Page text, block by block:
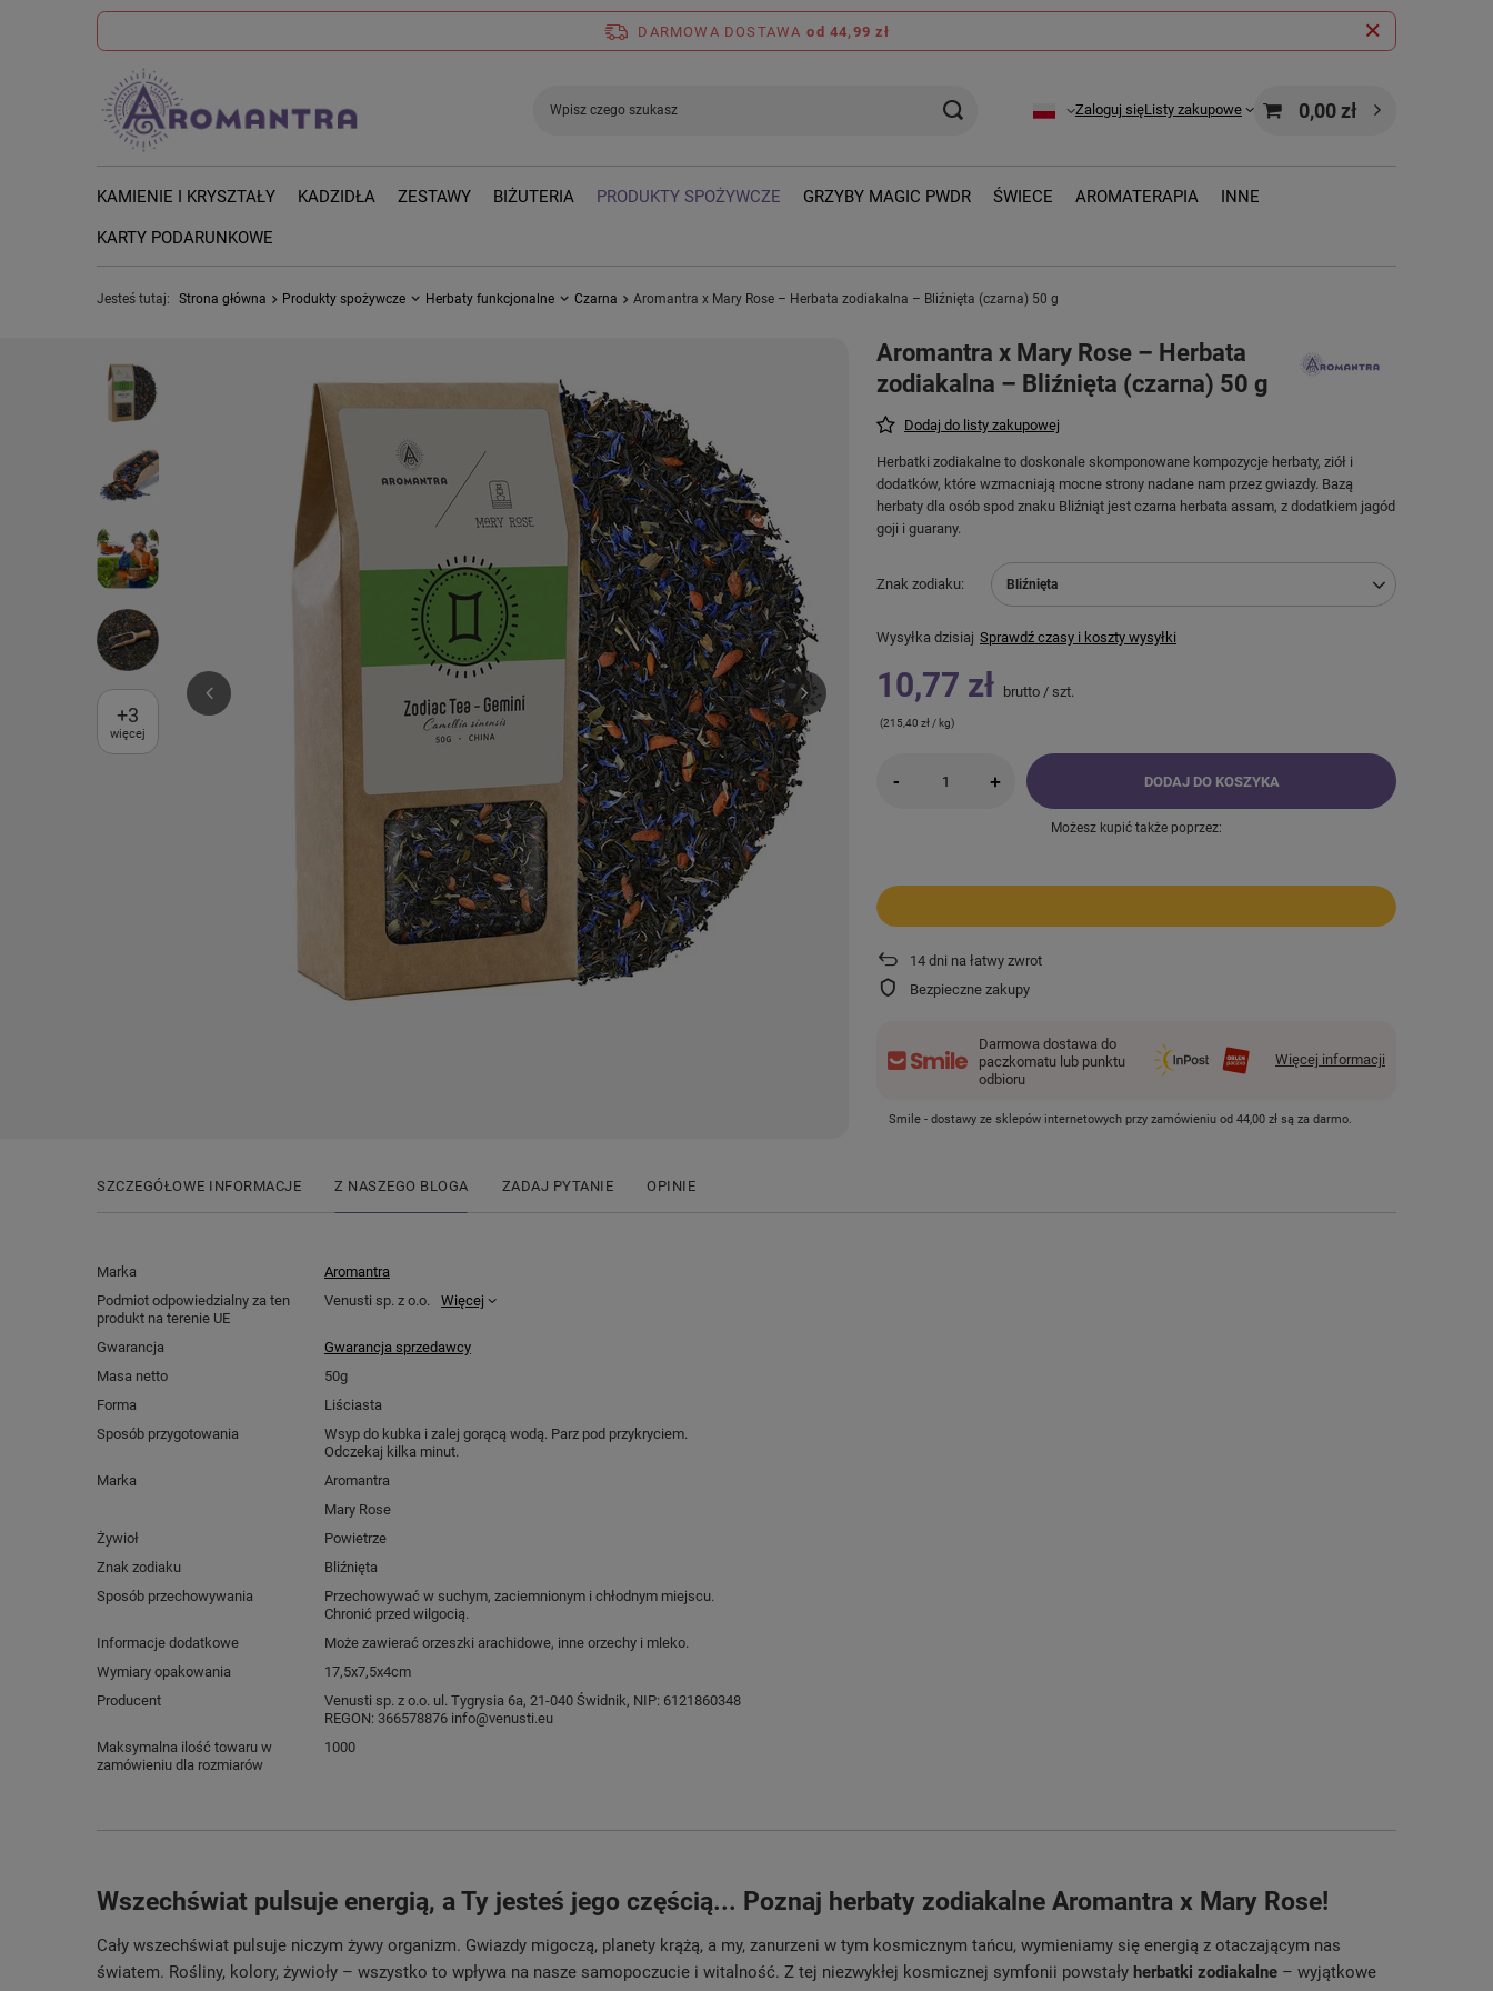
DARMOWA DOSTAWA od 44,99 zł
Zaloguj sięListy zakupowe 0,00 zł
KAMIENIE I KRYSZTAŁY KADZIDŁA ZESTAWY BIŻUTERIA PRODUKTY SPOŻYWCZE GRZYBY MAGIC PWDR ŚWIECE AROMATERAPIA INNE
KARTY PODARUNKOWE
Jesteś tutaj: Strona główna Produkty spożywcze Herbaty funkcjonalne Czarna Aromantra x Mary Rose – Herbata zodiakalna – Bliźnięta (czarna) 50 g
+3
więcej
Aromantra x Mary Rose – Herbata
zodiakalna – Bliźnięta (czarna) 50 g
Dodaj do listy zakupowej
Herbatki zodiakalne to doskonale skomponowane kompozycje herbaty, ziół i
dodatków, które wzmacniają mocne strony nadane nam przez gwiazdy. Bazą
herbaty dla osób spod znaku Bliźniąt jest czarna herbata assam, z dodatkiem jagód
goji i guarany.
Znak zodiaku Bliźnięta
Wysyłka dzisiaj Sprawdź czasy i koszty wysyłki
10,77 zł brutto / szt.
(215,40 zł / kg)
- + DODAJ DO KOSZYKA
Możesz kupić także poprzez:
14 dni na łatwy zwrot
Bezpieczne zakupy
Darmowa dostawa do
paczkomatu lub punktu
odbioru
Więcej informacji
Smile - dostawy ze sklepów internetowych przy zamówieniu od 44,00 zł są za darmo.
SZCZEGÓŁOWE INFORMACJE Z NASZEGO BLOGA ZADAJ PYTANIE OPINIE
Marka
Aromantra
Podmiot odpowiedzialny za ten
produkt na terenie UE
Venusti sp. z o.o. Więcej
Gwarancja
Gwarancja sprzedawcy
Masa netto
50g
Forma
Liściasta
Sposób przygotowania
Wsyp do kubka i zalej gorącą wodą. Parz pod przykryciem.
Odczekaj kilka minut.
Marka
Aromantra
Mary Rose
Żywioł
Powietrze
Znak zodiaku
Bliźnięta
Sposób przechowywania
Przechowywać w suchym, zaciemnionym i chłodnym miejscu.
Chronić przed wilgocią.
Informacje dodatkowe
Może zawierać orzeszki arachidowe, inne orzechy i mleko.
Wymiary opakowania
17,5x7,5x4cm
Producent
Venusti sp. z o.o. ul. Tygrysia 6a, 21-040 Świdnik, NIP: 6121860348
REGON: 366578876 info@venusti.eu
Maksymalna ilość towaru w
zamówieniu dla rozmiarów
1000
Wszechświat pulsuje energią, a Ty jesteś jego częścią... Poznaj herbaty zodiakalne Aromantra x Mary Rose!
Cały wszechświat pulsuje niczym żywy organizm. Gwiazdy migoczą, planety krążą, a my, zanurzeni w tym kosmicznym tańcu, wymieniamy się energią z otaczającym nas
światem. Rośliny, kolory, żywioły – wszystko to wpływa na nasze samopoczucie i witalność. Z tej niezwykłej kosmicznej symfonii powstały herbatki zodiakalne – wyjątkowe